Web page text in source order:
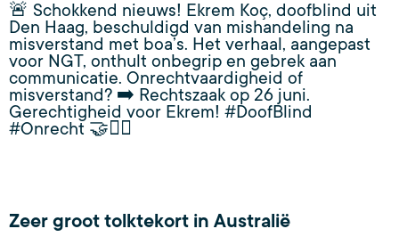
🚨 Schokkend nieuws! Ekrem Koç, doofblind uit
Den Haag, beschuldigd van mishandeling na
misverstand met boa’s. Het verhaal, aangepast
voor NGT, onthult onbegrip en gebrek aan
communicatie. Onrechtvaardigheid of
misverstand? ➡️ Rechtszaak op 26 juni.
Gerechtigheid voor Ekrem! #DoofBlind
#Onrecht 🤝👨‍⚖️
Zeer groot tolktekort in Australië